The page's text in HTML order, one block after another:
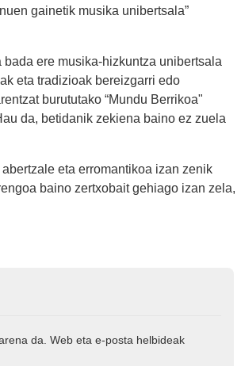
gainetik musika unibertsala”
ere musika-hizkuntza unibertsala
eta tradizioak bereizgarri edo
burututako “Mundu Berrikoa"
da, betidanik zekiena baino ez zuela
eta erromantikoa izan zenik
baino zertxobait gehiago izan zela,
da. Web eta e-posta helbideak